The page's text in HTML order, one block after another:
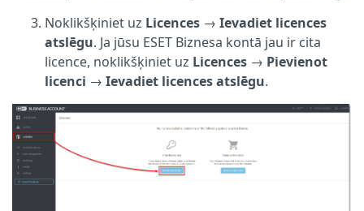
Noklikšķiniet uz Licences → Ievadiet licences
atslēgu. Ja jūsu ESET Biznesa kontā jau ir cita
licence, noklikšķiniet uz Licences → Pievienot
licenci → Ievadiet licences atslēgu.